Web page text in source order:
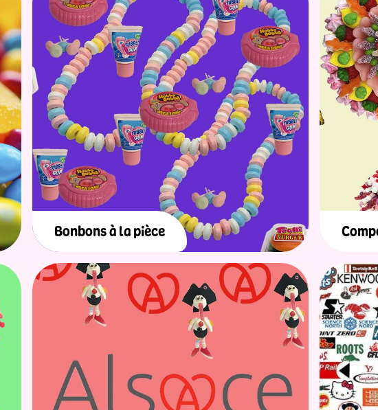
Bonbons à la pièce